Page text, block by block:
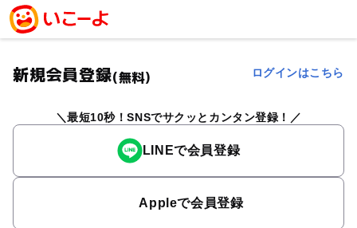
新規会員登録(無料) ログインはこちら
最短10秒！SNSでサクッとカンタン登録！
LINEで会員登録
Appleで会員登録